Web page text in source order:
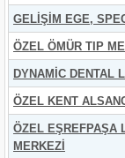
GELİŞİM EGE,
ÖZEL ÖMÜR TIP
DYNAMİC DENTAL
ÖZEL KENT
ÖZEL EŞREFPAŞA
MERKEZİ